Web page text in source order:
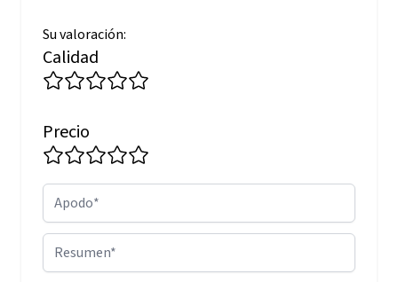
Su valoración:
Calidad
Precio
Apodo
Resumen